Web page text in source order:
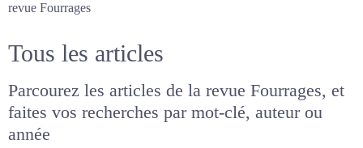
La revue Fourrages
Tous les articles
Parcourez les articles de la revue Fourrages, et
faites vos recherches par mot-clé, auteur ou
année